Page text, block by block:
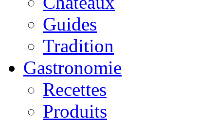
Guides
Tradition
Gastronomie
Recettes
Produits